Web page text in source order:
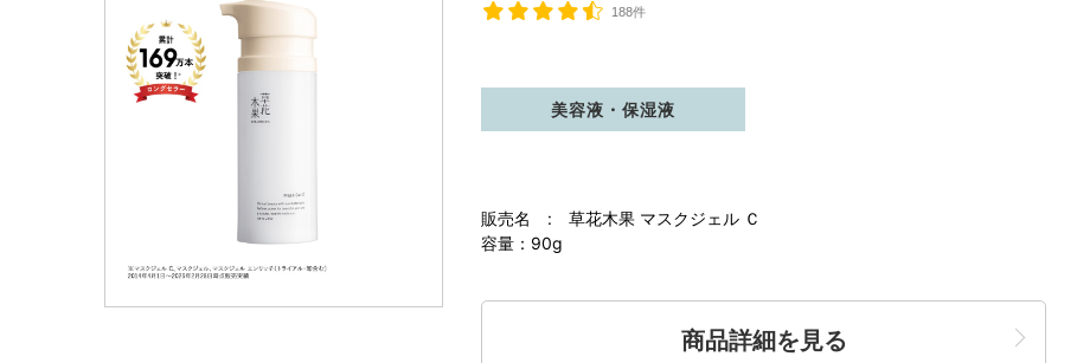
188件
販売名 : 草花木果 マスクジェル Ｃ
容量：90g
美容液・保湿液
商品詳細を見る